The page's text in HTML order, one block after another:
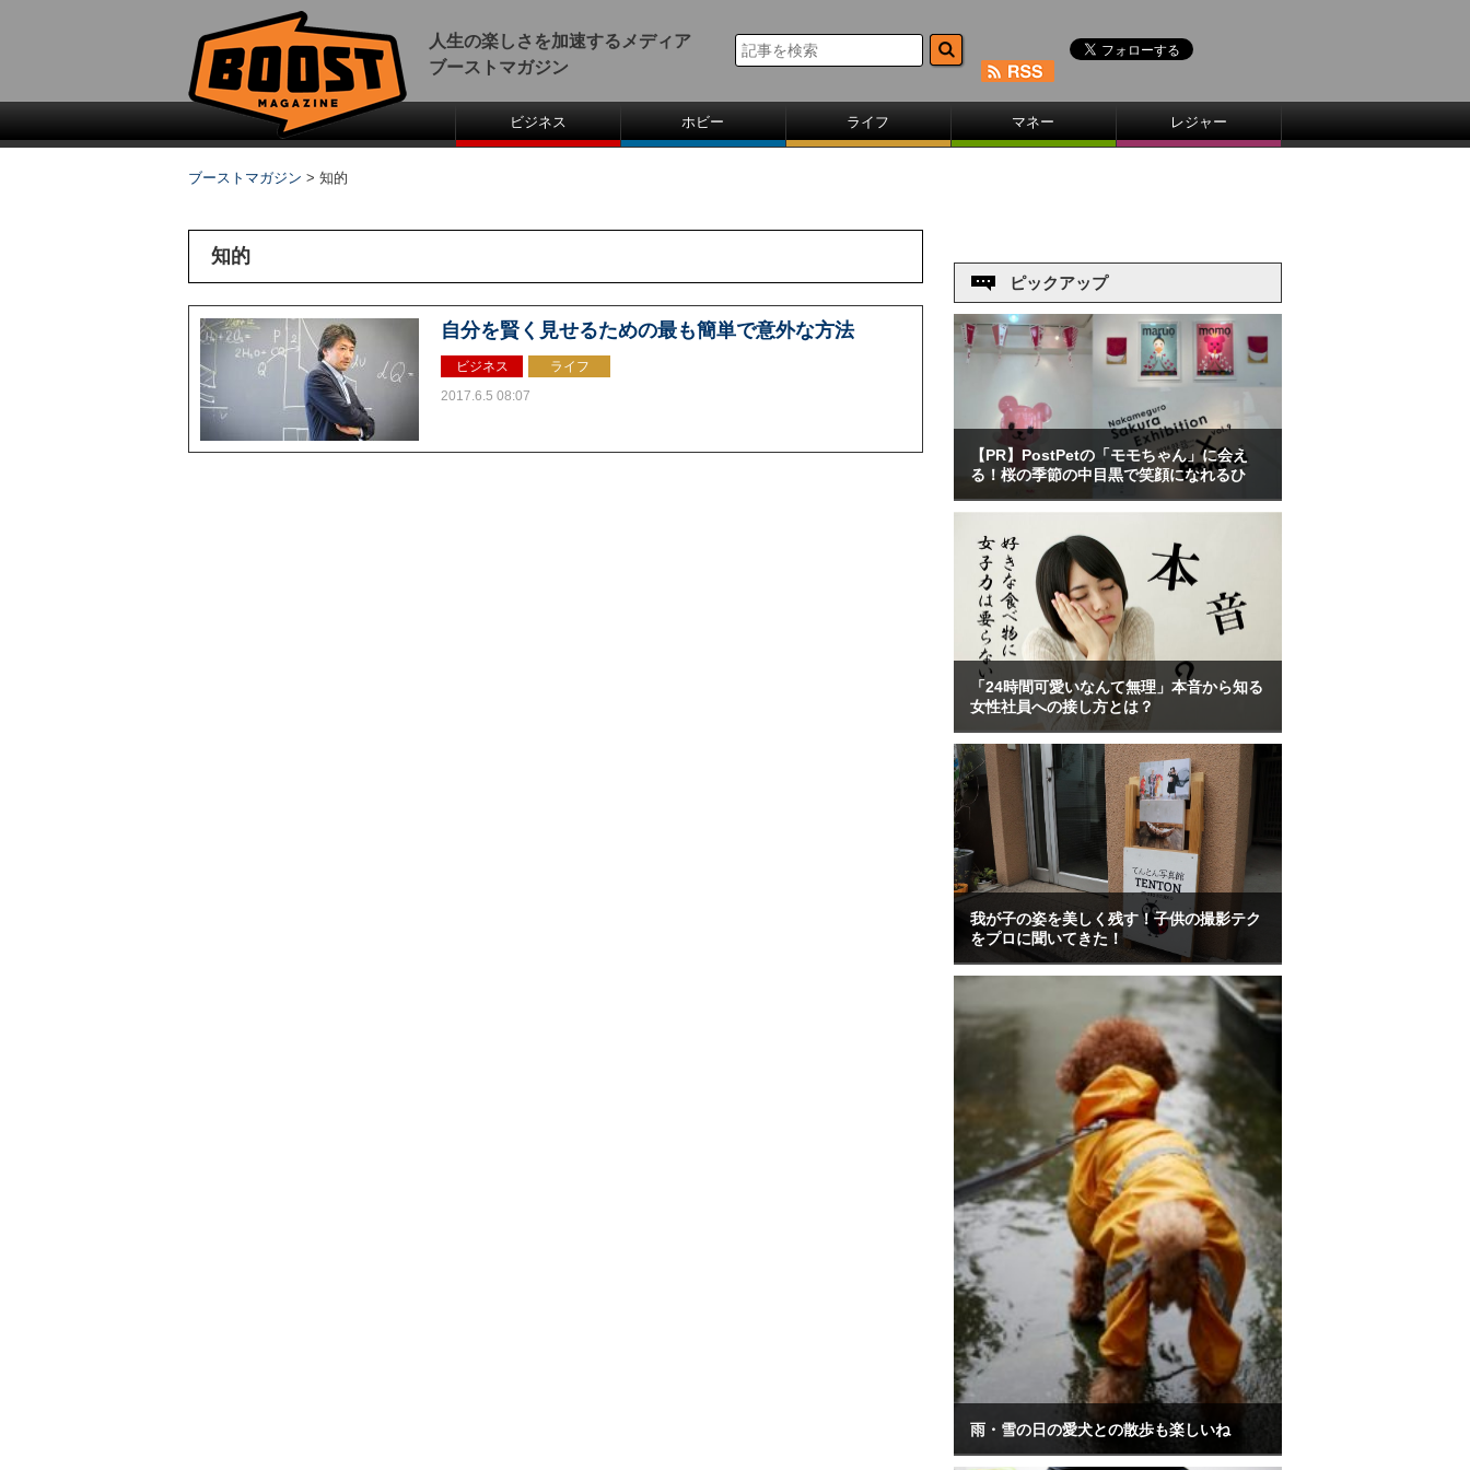
人生の楽しさを加速するメディア
ブーストマガジン
ビジネス ホビー ライフ マネー レジャー
ブーストマガジン > 知的
知的
自分を賢く見せるための最も簡単で意外な方法
ビジネス
ライフ
2017.6.5 08:07
ピックアップ
【PR】PostPetの「モモちゃん」に会え
る！桜の季節の中目黒で笑顔になれるひ
「24時間可愛いなんて無理」本音から知る
女性社員への接し方とは？
我が子の姿を美しく残す！子供の撮影テク
をプロに聞いてきた！
雨・雪の日の愛犬との散歩も楽しいね